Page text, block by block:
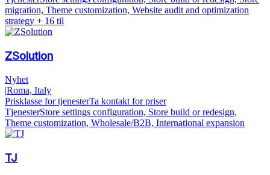
migration, Theme customization, Website audit and optimization
strategy + 16 til
ZSolution
Nyhet
|Roma, Italy
Prisklasse for tjenesterTa kontakt for priser
TjenesterStore settings configuration, Store build or redesign,
Theme customization, Wholesale/B2B, International expansion
TJ